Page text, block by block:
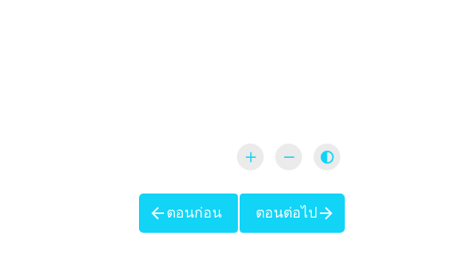
ตอนก่อน ตอนต่อไป